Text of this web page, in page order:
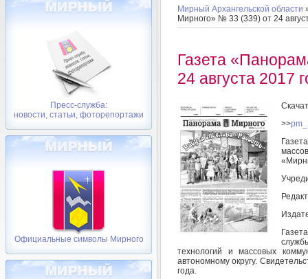
Пресс-служба:
новости, статьи, фоторепортажи
Официальные символы Мирного
Мирный Архангельской области
Мирного» № 33 (339) от 24
Газета
24 августа 2017
>>
технологий и массовых
автономному округу.
года.